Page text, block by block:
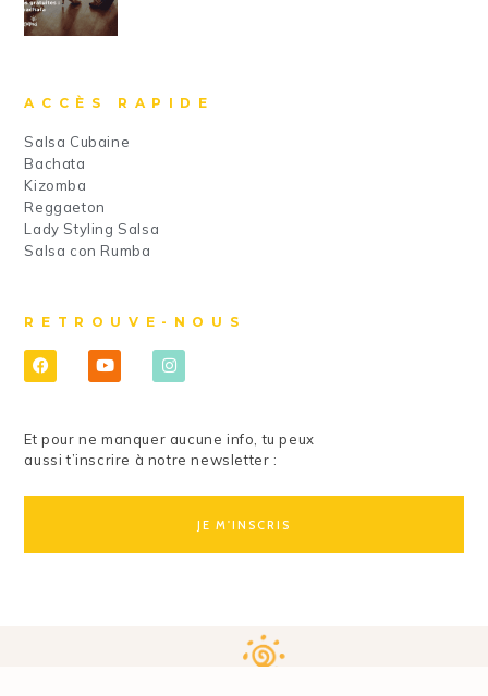
ACCÈS RAPIDE
Salsa Cubaine
Bachata
Kizomba
Reggaeton
Lady Styling Salsa
Salsa con Rumba
RETROUVE-NOUS
Et pour ne manquer aucune info, tu peux
aussi t’inscrire à notre newsletter :
JE M'INSCRIS